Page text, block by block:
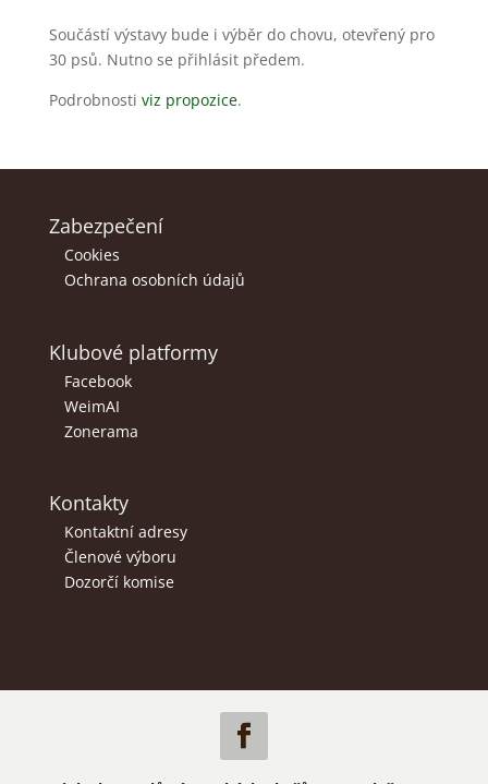
Součástí výstavy bude i výběr do chovu, otevřený pro
30 psů. Nutno se přihlásit předem.
Podrobnosti viz propozice.
Zabezpečení
Cookies
Ochrana osobních údajů
Klubové platformy
Facebook
WeimAI
Zonerama
Kontakty
Kontaktní adresy
Členové výboru
Dozorčí komise